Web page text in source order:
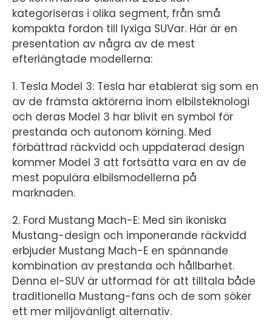
kategoriseras i olika segment, från små
kompakta fordon till lyxiga SUVar. Här är en
presentation av några av de mest
efterlängtade modellerna:
1. Tesla Model 3: Tesla har etablerat sig som en
av de främsta aktörerna inom elbilsteknologi
och deras Model 3 har blivit en symbol för
prestanda och autonom körning. Med
förbättrad räckvidd och uppdaterad design
kommer Model 3 att fortsätta vara en av de
mest populära elbilsmodellerna på
marknaden.
2. Ford Mustang Mach-E: Med sin ikoniska
Mustang-design och imponerande räckvidd
erbjuder Mustang Mach-E en spännande
kombination av prestanda och hållbarhet.
Denna el-SUV är utformad för att tilltala både
traditionella Mustang-fans och de som söker
ett mer miljövänligt alternativ.